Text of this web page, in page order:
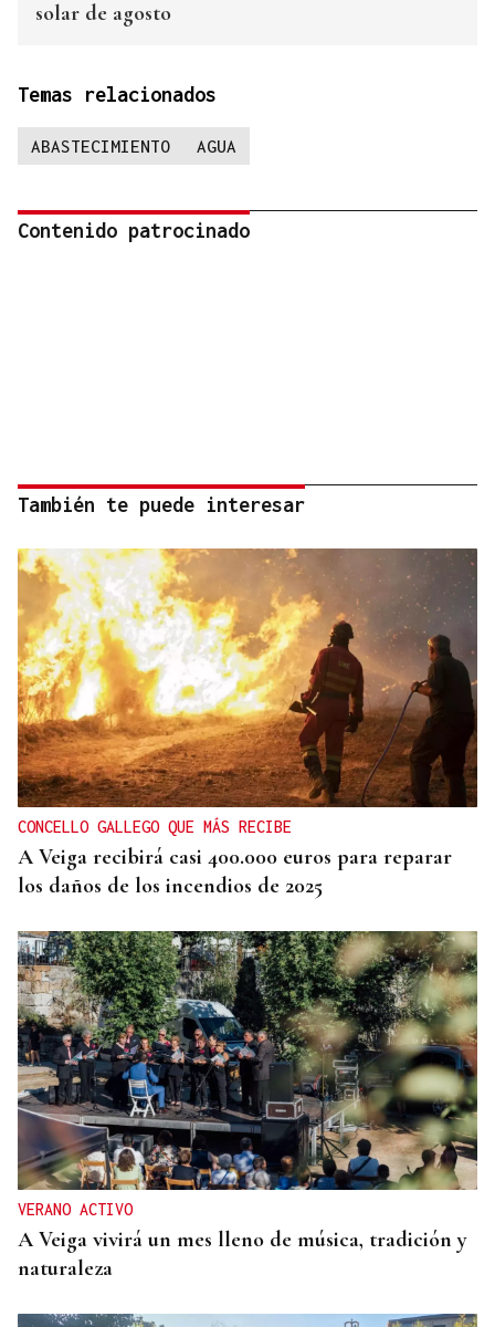
solar de agosto
Temas relacionados
ABASTECIMIENTO AGUA
Contenido patrocinado
También te puede interesar
CONCELLO GALLEGO QUE MÁS RECIBE
A Veiga recibirá casi 400.000 euros para reparar
los daños de los incendios de 2025
VERANO ACTIVO
A Veiga vivirá un mes lleno de música, tradición y
naturaleza